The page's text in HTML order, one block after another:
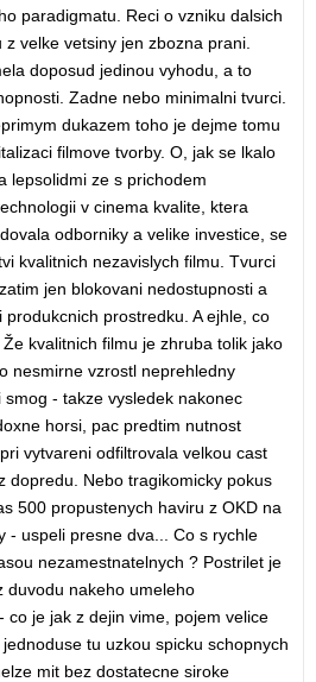
paradigmatu. Reci o vzniku dalsich
z velke vetsiny jen zbozna prani.
doposud jedinou vyhodu, a to
Zadne nebo minimalni tvurci.
dukazem toho je dejme tomu
filmove tvorby. O, jak se lkalo
lepsolidmi ze s prichodem
v cinema kvalite, ktera
odborniky a velike investice, se
kvalitnich nezavislych filmu. Tvurci
jen blokovani nedostupnosti a
produkcnich prostredku. A ejhle, co
kvalitnich filmu je zhruba tolik jako
nesmirne vzrostl neprehledny
smog - takze vysledek nakonec
horsi, pac predtim nutnost
vytvareni odfiltrovala velkou cast
dopredu. Nebo tragikomicky pokus
500 propustenych haviru z OKD na
- uspeli presne dva... Co s rychle
nezamestnatelnych ? Postrilet je
duvodu nakeho umeleho
co je jak z dejin vime, pojem velice
tu uzkou spicku schopnych
mit bez dostatecne siroke